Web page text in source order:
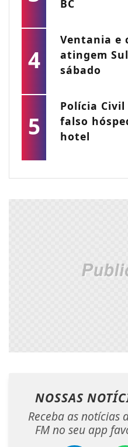
BC
4
Ventania e
atingem
sábado
5
Polícia
falso
hotel
NOSSAS
Receba as notícias
FM no seu app